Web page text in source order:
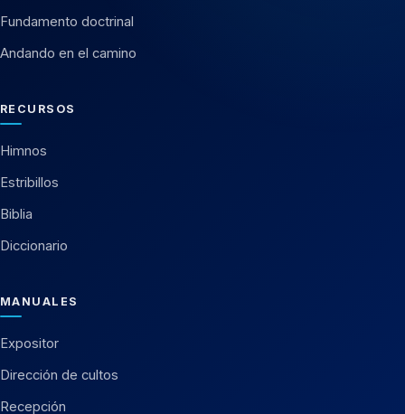
Fundamento doctrinal
Andando en el camino
RECURSOS
Himnos
Estribillos
Biblia
Diccionario
MANUALES
Expositor
Dirección de cultos
Recepción